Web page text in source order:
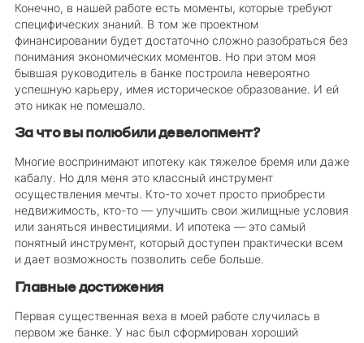
Конечно, в нашей работе есть моменты, которые требуют
специфических знаний. В том же проектном
финансировании будет достаточно сложно разобраться без
понимания экономических моментов. Но при этом моя
бывшая руководитель в банке построила невероятно
успешную карьеру, имея историческое образование. И ей
это никак не помешало.
За что вы полюбили девелопмент?
Многие воспринимают ипотеку как тяжелое бремя или даже
кабалу. Но для меня это классный инструмент
осуществления мечты. Кто-то хочет просто приобрести
недвижимость, кто-то — улучшить свои жилищные условия
или заняться инвестициями. И ипотека — это самый
понятный инструмент, который доступен практически всем
и дает возможность позволить себе больше.
Главные достижения
Первая существенная веха в моей работе случилась в
первом же банке. У нас был сформирован хороший